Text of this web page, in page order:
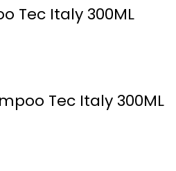
Tec Italy 300ML
Tec Italy 300ML